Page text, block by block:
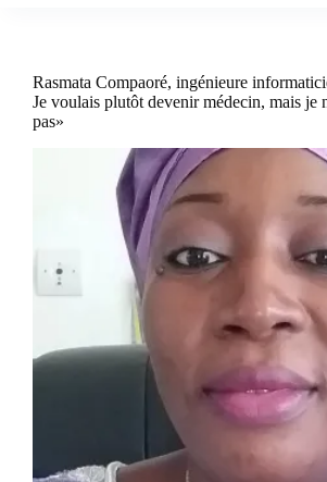
Rasmata Compaoré, ingénieure
Je voulais plutôt devenir médecin, mais je
pas»